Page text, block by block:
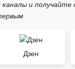
и получайте
Дзен